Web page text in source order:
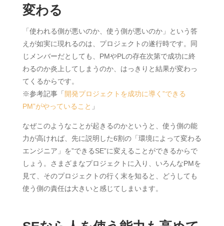
変わる
「使われる側が悪いのか、使う側が悪いのか」という答
えが如実に現れるのは、プロジェクトの遂行時です。同
じメンバーだとしても、PMやPLの存在次第で成功に終
わるのか炎上してしまうのか、はっきりと結果が変わっ
てくるからです。
※参考記事「 開発プロジェクトを成功に導く”できる
PM”がやっていること 」
なぜこのようなことが起きるのかというと、使う側の能
力が高ければ、先に説明した6割の「環境によって変わる
エンジニア」を”できるSE”に変えることができるからで
しょう。さまざまなプロジェクトに入り、いろんなPMを
見て、そのプロジェクトの行く末を知ると、どうしても
使う側の責任は大きいと感じてしまいます。